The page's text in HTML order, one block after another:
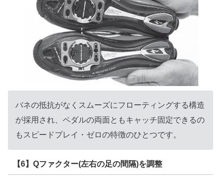
バネの抵抗がなくスムーズにフローティングする構造
が採用され、ペダルの両面ともキャッチ固定できるの
もスピードプレイ・ゼロの特徴のひとつです。
【6】Qファクター(左右の足の間隔)を調整